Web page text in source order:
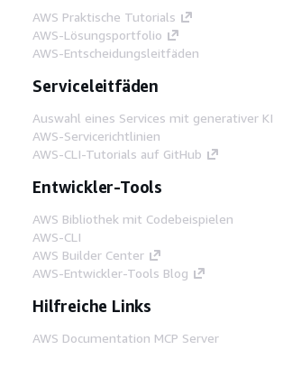
AWS Praktische Tutorials
AWS-Lösungsportfolio
AWS-Entscheidungsleitfäden
Serviceleitfäden
Auswahl eines Services mit generativer KI
AWS-Servicerichtlinien
AWS-CLI-Tutorials auf GitHub
Entwickler-Tools
AWS Bibliothek mit Codebeispielen
AWS-CLI
AWS Builder Center
AWS-Entwickler-Tools Blog
Hilfreiche Links
AWS Documentation MCP Server